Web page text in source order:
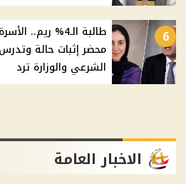
6
طالبة الـ4% ريم..
محضر إثبات حالة
الشرعي والوزارة ترد
الاخبار العامة